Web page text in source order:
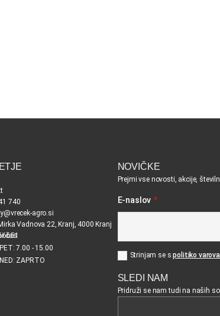
740
agro.si
Vadnova 22, Kranj, 4000 Kranj
čas
PET: 7.00 - 15.00
ZAPRTO
NOVIČKE
Prejmi vse novosti, akcije,
E-naslov *
Strinjam se spolitiko
SLEDI NAM
Pridruži se nam tudi na naših